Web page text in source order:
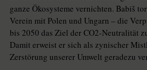
ganze Ökosysteme vernichten. Babiš
Verein mit Polen und Ungarn – die
bis 2050 das Ziel der CO2-Neutralität
Damit erweist er sich als zynischer
Zerstörung unserer Umwelt geradezu